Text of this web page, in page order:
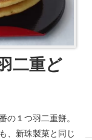
二重ど
の１つ羽二重餅。
、新珠製菓と同じ